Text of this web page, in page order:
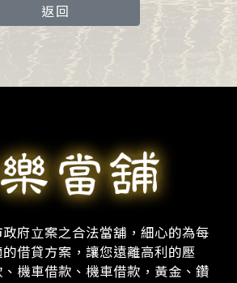
返回
府立案之合法當舖，細心的為每
借貸方案，讓您遠離高利的壓
機車借款、機車借款，黃金、鑽